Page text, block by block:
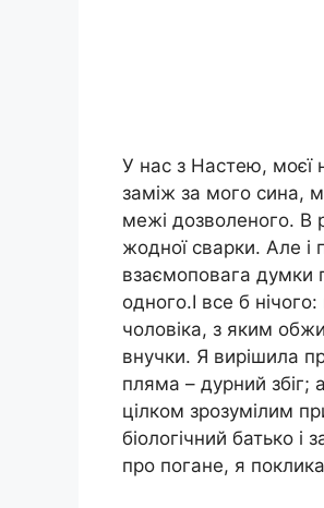
У нас з Настею, моєї
заміж за мого сина,
межі дозволеного. В
жодної сварки. Але і
взаємоповага думки
одного.І все б
чоловіка, з яким
внучки. Я вирішила
пляма – дурний
цілком зрозумілим
біологічний батько
про погане, я